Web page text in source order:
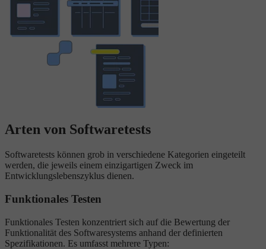
Arten von Softwaretests
Softwaretests können grob in verschiedene Kategorien eingeteilt
werden, die jeweils einem einzigartigen Zweck im
Entwicklungslebenszyklus dienen.
Funktionales Testen
Funktionales Testen konzentriert sich auf die Bewertung der
Funktionalität des Softwaresystems anhand der definierten
Spezifikationen. Es umfasst mehrere Typen: